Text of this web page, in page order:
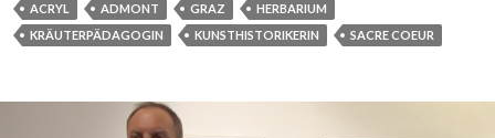
ACRYL ADMONT GRAZ
HERBARIUM
KRÄUTERPÄDAGOGIN
KUNSTHISTORIKERIN SACRE COEUR